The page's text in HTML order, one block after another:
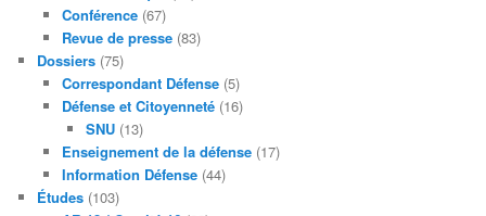
Conférence(67)
Revue de presse(83)
Dossiers (75)
Correspondant Défense(5)
Défense et Citoyenneté(16)
SNU (13)
Enseignement de la défense(17)
Information Défense(44)
Études (103)